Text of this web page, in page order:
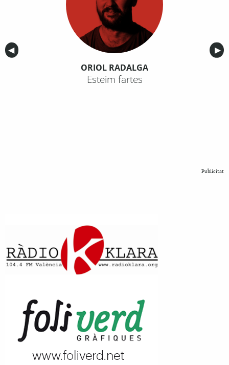
Anterior
◀︎ ▶︎
ORIOL RADALGA
Esteim fartes
Publicitat